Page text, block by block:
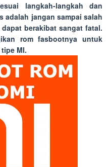
langkah-langkah dan
adalah jangan sampai salah
berakibat sangat fatal.
rom fasbootnya untuk
tipe MI.